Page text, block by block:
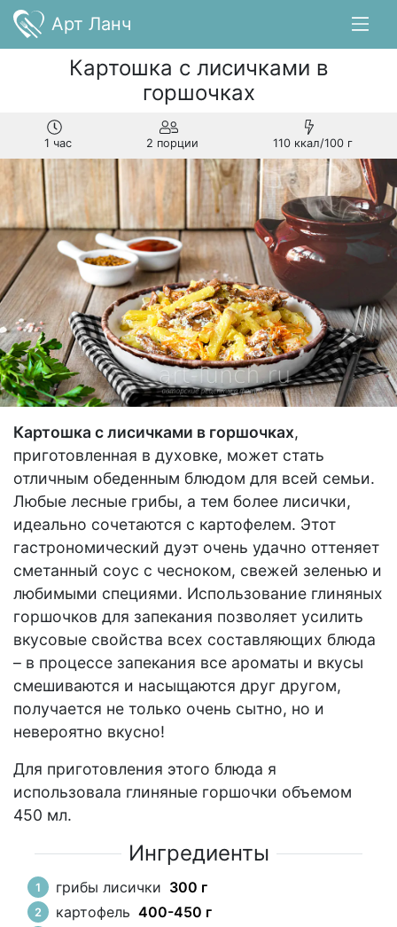
Арт Ланч
Картошка с лисичками в
горшочках
1 час 2 порции 110 ккал/100 г
Картошка с лисичками в горшочках,
приготовленная в духовке, может стать
отличным обеденным блюдом для всей семьи.
Любые лесные грибы, а тем более лисички,
идеально сочетаются с картофелем. Этот
гастрономический дуэт очень удачно оттеняет
сметанный соус с чесноком, свежей зеленью и
любимыми специями. Использование глиняных
горшочков для запекания позволяет усилить
вкусовые свойства всех составляющих блюда
– в процессе запекания все ароматы и вкусы
смешиваются и насыщаются друг другом,
получается не только очень сытно, но и
невероятно вкусно!
Для приготовления этого блюда я
использовала глиняные горшочки объемом
450 мл.
Ингредиенты
грибы лисички 300 г
картофель 400-450 г